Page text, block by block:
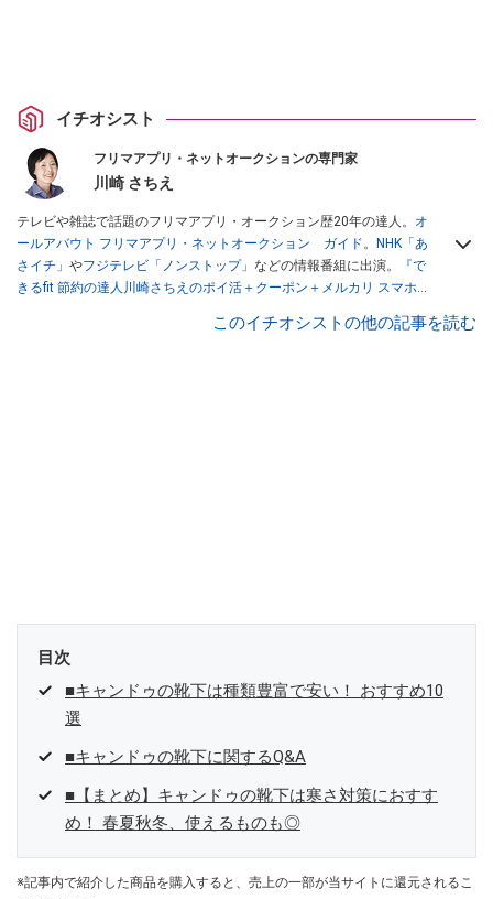
イチオシスト
フリマアプリ・ネットオークションの専門家
川崎 さちえ
テレビや雑誌で話題のフリマアプリ・オークション歴20年の達人。 オ
ールアバウト フリマアプリ・ネットオークション ガイド。
NHK「あ
さイチ」 やフジテレビ「ノンストップ」 などの情報番組に出演。
『で
きるfit 節約の達人川崎さちえのポイ活＋クーポン＋メルカリ スマホで
スマホ1つでスキマ時間に効率的に稼ぐ！』（翔泳社刊） ほか著書多
このイチオシストの他の記事を読む
目次
■キャンドゥの靴下は種類豊富で安い！ おすすめ10
選
■キャンドゥの靴下に関するQ&A
■【まとめ】キャンドゥの靴下は寒さ対策におすす
め！ 春夏秋冬、使えるものも◎
※記事内で紹介した商品を購入すると、売上の一部が当サイトに還元されるこ